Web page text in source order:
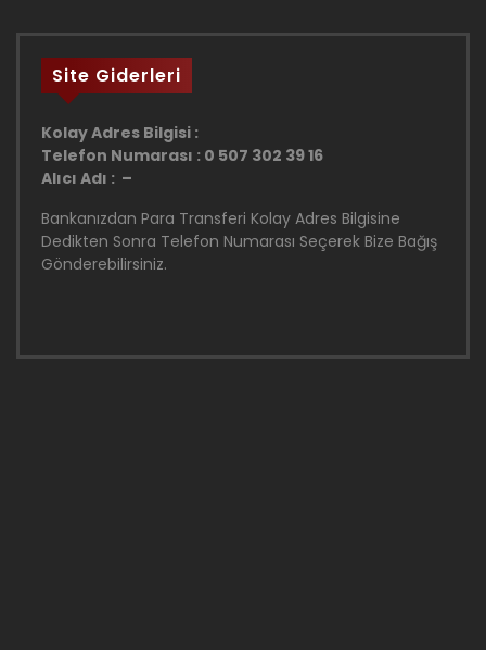
Site Giderleri
Kolay Adres Bilgisi :
Telefon Numarası : 0 507 302 39 16
Alıcı Adı : –
Bankanızdan Para Transferi Kolay Adres Bilgisine
Dedikten Sonra Telefon Numarası Seçerek Bize Bağış
Gönderebilirsiniz.